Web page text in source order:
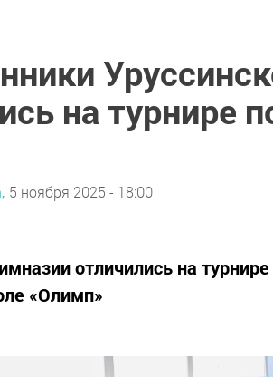
на турнире
5 ноября 2025 - 18:00
отличились на
«Олимп»